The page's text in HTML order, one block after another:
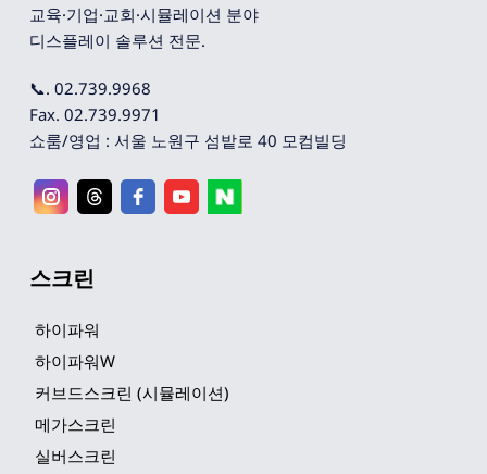
교육·기업·교회·시뮬레이션 분야
디스플레이 솔루션 전문.
📞. 02.739.9968
Fax. 02.739.9971
쇼룸/영업 : 서울 노원구 섬밭로 40 모컴빌딩
스크린
하이파워
하이파워W
커브드스크린 (시뮬레이션)
메가스크린
실버스크린